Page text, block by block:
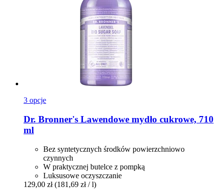
3 opcje
Dr. Bronner's Lawendowe mydło cukrowe, 710
ml
Bez syntetycznych środków powierzchniowo
czynnych
W praktycznej butelce z pompką
Luksusowe oczyszczanie
129,00 zł (181,69 zł / l)